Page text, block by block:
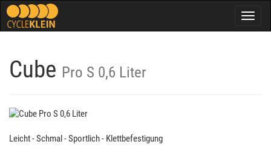
Cube Pro S 0,6 Liter
Leicht - Schmal - Sportlich - Klettbefestigung